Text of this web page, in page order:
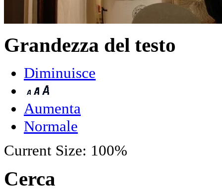
Grandezza del testo
Diminuisce
Aumenta
Normale
Current Size: 100%
Cerca